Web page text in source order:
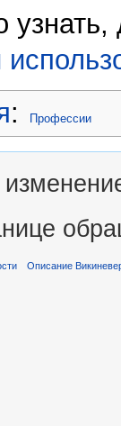
узнать,
: Профессии
Описание